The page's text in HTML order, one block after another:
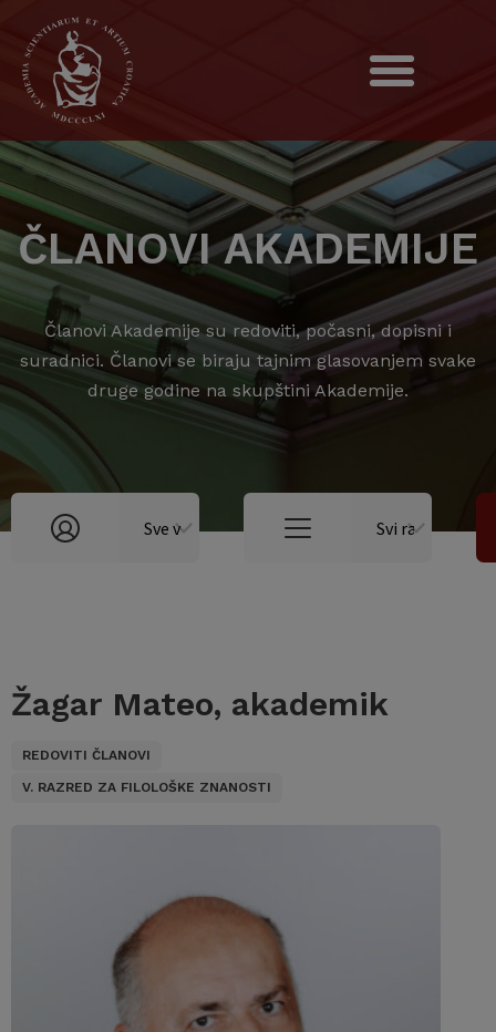
ČLANOVI AKADEMIJE
Članovi Akademije su redoviti, počasni, dopisni i
suradnici. Članovi se biraju tajnim glasovanjem svake
druge godine na skupštini Akademije.
Žagar Mateo, akademik
REDOVITI ČLANOVI
V. RAZRED ZA FILOLOŠKE ZNANOSTI